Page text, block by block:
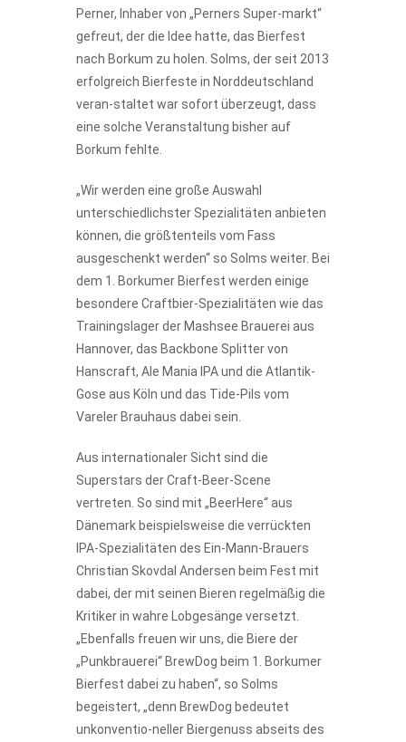
Perner, Inhaber von „Perners Super-markt“
gefreut, der die Idee hatte, das Bierfest
nach Borkum zu holen. Solms, der seit 2013
erfolgreich Bierfeste in Norddeutschland
veran-staltet war sofort überzeugt, dass
eine solche Veranstaltung bisher auf
Borkum fehlte.
„Wir werden eine große Auswahl
unterschiedlichster Spezialitäten anbieten
können, die größtenteils vom Fass
ausgeschenkt werden“ so Solms weiter. Bei
dem 1. Borkumer Bierfest werden einige
besondere Craftbier-Spezialitäten wie das
Trainingslager der Mashsee Brauerei aus
Hannover, das Backbone Splitter von
Hanscraft, Ale Mania IPA und die Atlantik-
Gose aus Köln und das Tide-Pils vom
Vareler Brauhaus dabei sein.
Aus internationaler Sicht sind die
Superstars der Craft-Beer-Scene
vertreten. So sind mit „BeerHere“ aus
Dänemark beispielsweise die verrückten
IPA-Spezialitäten des Ein-Mann-Brauers
Christian Skovdal Andersen beim Fest mit
dabei, der mit seinen Bieren regelmäßig die
Kritiker in wahre Lobgesänge versetzt.
„Ebenfalls freuen wir uns, die Biere der
„Punkbrauerei“ BrewDog beim 1. Borkumer
Bierfest dabei zu haben“, so Solms
begeistert, „denn BrewDog bedeutet
unkonventio-neller Biergenuss abseits des